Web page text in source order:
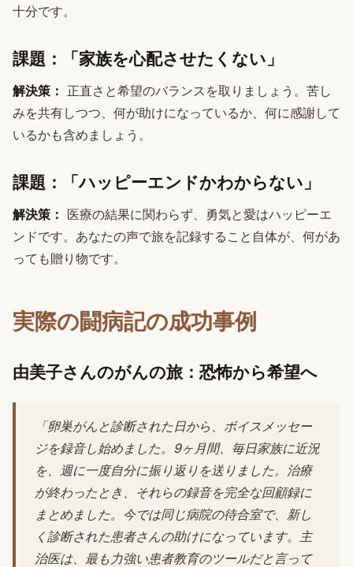
十分です。
課題：「家族を心配させたくない」
解決策： 正直さと希望のバランスを取りましょう。苦し
みを共有しつつ、何が助けになっているか、何に感謝して
いるかも含めましょう。
課題：「ハッピーエンドかわからない」
解決策： 医療の結果に関わらず、勇気と愛はハッピーエ
ンドです。あなたの声で旅を記録すること自体が、何があ
っても贈り物です。
実際の闘病記の成功事例
由美子さんのがんの旅：恐怖から希望へ
「卵巣がんと診断された日から、ボイスメッセー
ジを録音し始めました。9ヶ月間、毎日家族に近況
を、週に一度自分に振り返りを送りました。治療
が終わったとき、それらの録音を完全な回顧録に
まとめました。今では同じ病院の待合室で、新し
く診断された患者さんの助けになっています。主
治医は、最も力強い患者教育のツールだと言って